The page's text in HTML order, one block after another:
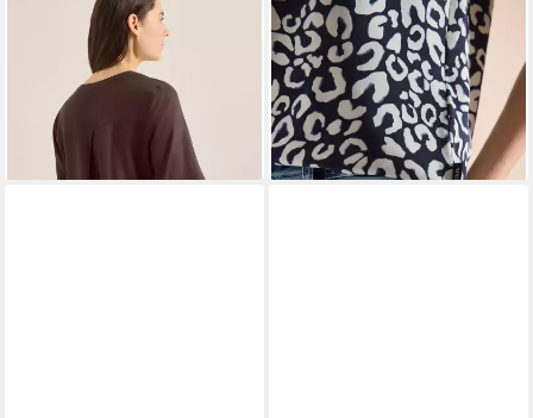
Kurzarmbluse mit
Knopfleiste
ab 22,99 € UVP29,99 €
CECIL T-Shirt mit All-Over
Print
ab 20,99 €
UVP29,99 €
-30%